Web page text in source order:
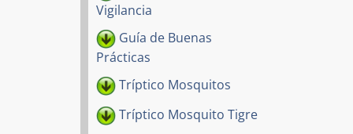
Vigilancia
Guía de Buenas
Prácticas
Tríptico Mosquitos
Tríptico Mosquito Tigre